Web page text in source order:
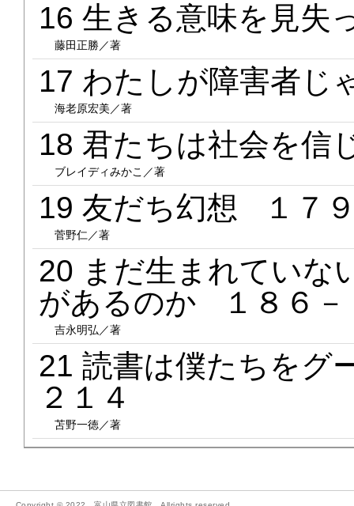
16 生きる意味を見失
藤田正勝／著
17 わたしが障害者じ
海老原宏美／著
18 君たちは社会を信
ブレイディみかこ／著
19 友だち幻想 １７
菅野仁／著
20 まだ生まれていな
があるのか １８６－
吉永明弘／著
21 読書は僕たちを
２１４
苫野一徳／著